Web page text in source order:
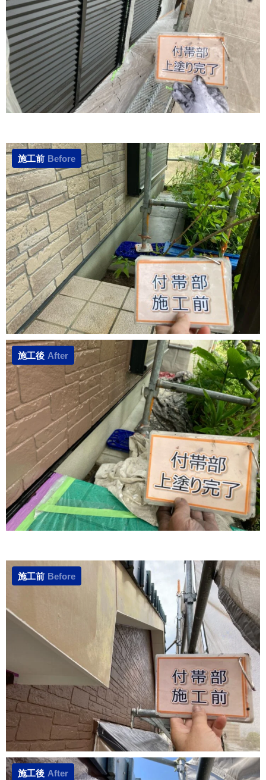
施工前 Before
施工後 After
施工前 Before
施工後 After